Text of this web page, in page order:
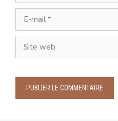
mail
Site
web